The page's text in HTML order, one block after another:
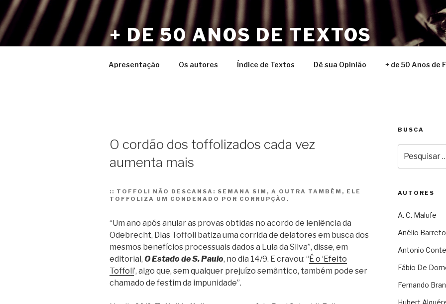
Pular
para
o
conteúdo
+ DE 50 ANOS DE TEXTOS
Apresentação Os autores Índice de Textos Dê sua Opinião + de 50 Anos de
O cordão dos toffolizados cada vez
aumenta mais
:: TOFFOLI NÃO DESCANSA: SEMANA SIM, A OUTRA TAMBÉM, ELE
TOFFOLIZA UM CONDENADO POR CORRUPÇÃO.
“Um ano após anular as provas obtidas no acordo de leniência da
Odebrecht, Dias Toffoli batiza uma corrida de delatores em busca dos
mesmos benefícios processuais dados a Lula da Silva”, disse, em
editorial, O Estado de S. Paulo, no dia 14/9. E cravou: “É o ‘Efeito
Toffoli’, algo que, sem qualquer prejuízo semântico, também pode ser
chamado de festim da impunidade”.
BUSCA
por:
AUTORES
A. C. Malufe
Anélio Barreto
Antonio
Fábio De
Fernando